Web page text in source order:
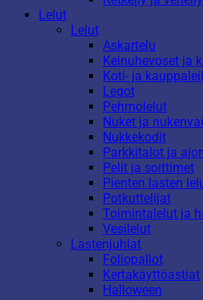
Lelut
Lelut
Askartelu
Keinuhevoset ja
Koti- ja
Legot
Pehmolelut
Nuket ja
Nukkekodit
Parkkitalot ja
Pelit ja soittimet
Pienten lasten
Potkuttelijat
Toimintalelut ja
Vesilelut
Lastenjuhlat
Foliopallot
Kertakäyttöastiat
Halloween